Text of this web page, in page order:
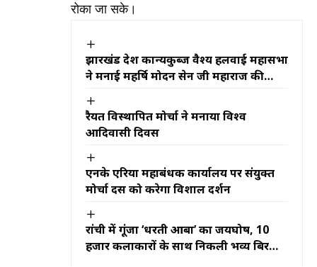
रोका जा सके।
झारखंड प्रदेश कान्यकुब्ज वैश्य हलवाई महासभा
ने मनाई महर्षि मोदन सेन जी महाराज की
रैयत विस्थापित मोर्चा ने मनाया विश्व
आदिवासी दिवस
एनके एरिया महाप्रबंधक कार्यालय पर संयुक्त
मोर्चा दस को करेगा विशाल प्रदर्शन
रांची में गूंजा ‘धरती आबा’ का जयघोष, 10
हजार कलाकारों के साथ निकली भव्य बिरसा